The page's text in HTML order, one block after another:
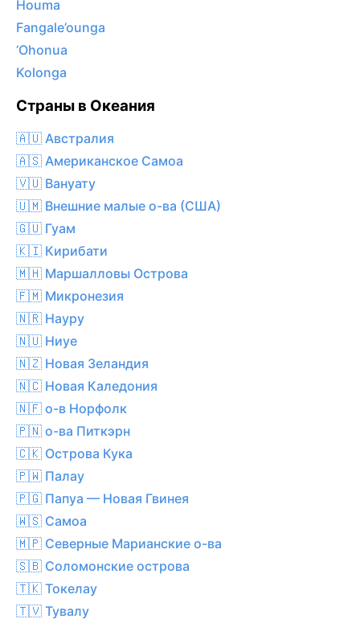
Houma
Fangale’ounga
‘Ohonua
Kolonga
Страны в Океания
🇦🇺 Австралия
🇦🇸 Американское Самоа
🇻🇺 Вануату
🇺🇲 Внешние малые о-ва (США)
🇬🇺 Гуам
🇰🇮 Кирибати
🇲🇭 Маршалловы Острова
🇫🇲 Микронезия
🇳🇷 Науру
🇳🇺 Ниуе
🇳🇿 Новая Зеландия
🇳🇨 Новая Каледония
🇳🇫 о-в Норфолк
🇵🇳 о-ва Питкэрн
🇨🇰 Острова Кука
🇵🇼 Палау
🇵🇬 Папуа — Новая Гвинея
🇼🇸 Самоа
🇲🇵 Северные Марианские о-ва
🇸🇧 Соломонские острова
🇹🇰 Токелау
🇹🇻 Тувалу